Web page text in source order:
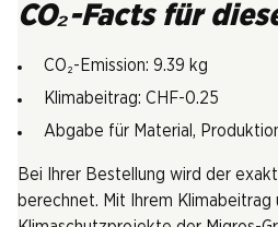
CO₂-Facts für
CO₂-Emission: 9.39 kg
Klimabeitrag: CHF-0.25
Abgabe für Material,
Bei Ihrer Bestellung wird der
berechnet. Mit Ihrem